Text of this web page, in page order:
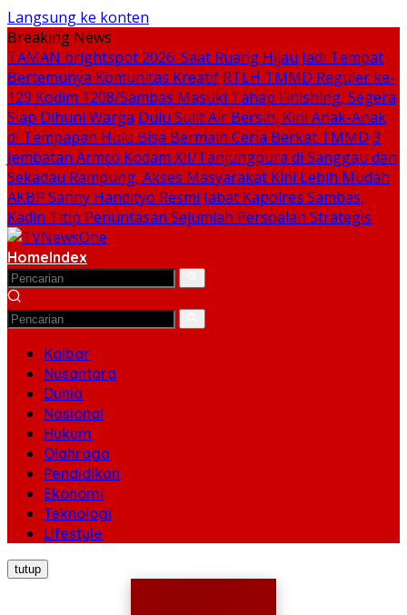
Langsung ke konten
Breaking News
TAMAN brightspot 2026: Saat Ruang Hijau Jadi Tempat
Bertemunya Komunitas Kreatif RTLH TMMD Reguler ke-
129 Kodim 1208/Sambas Masuki Tahap Finishing, Segera
Siap Dihuni Warga Dulu Sulit Air Bersih, Kini Anak-Anak
di Tempapan Hulu Bisa Bermain Ceria Berkat TMMD 3
Jembatan Armco Kodam XII/Tanjungpura di Sanggau dan
Sekadau Rampung, Akses Masyarakat Kini Lebih Mudah
AKBP Sanny Handityo Resmi Jabat Kapolres Sambas,
Kadin Titip Penuntasan Sejumlah Persoalan Strategis
HomeIndex
Kalbar
Nusantara
Dunia
Nasional
Hukum
Olahraga
Pendidikan
Ekonomi
Teknologi
Lifestyle
tutup